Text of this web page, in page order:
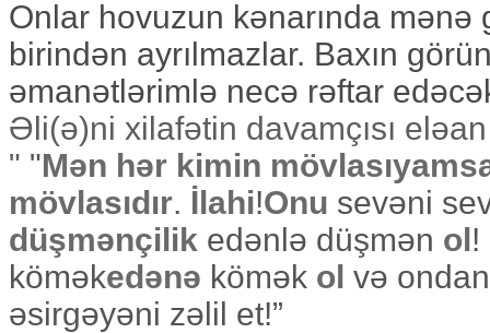
Onlar hovuzun kənarında
birindən ayrılmazlar. Baxın
əmanətlərimlə necə rəftar
Əli(ə)ni xilafətin davamçısı
" "Mən hər kimin
mövlasıdır. İlahi!Onu sevəni
düşmənçilik edənlə düşmən ol!
köməkedənə kömək ol və
əsirgəyəni zəlil et!”